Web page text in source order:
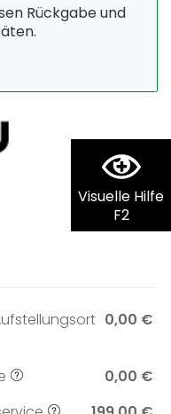
Visuelle Hilfe
F2
Rückgabe und
0,00 €
0,00 €